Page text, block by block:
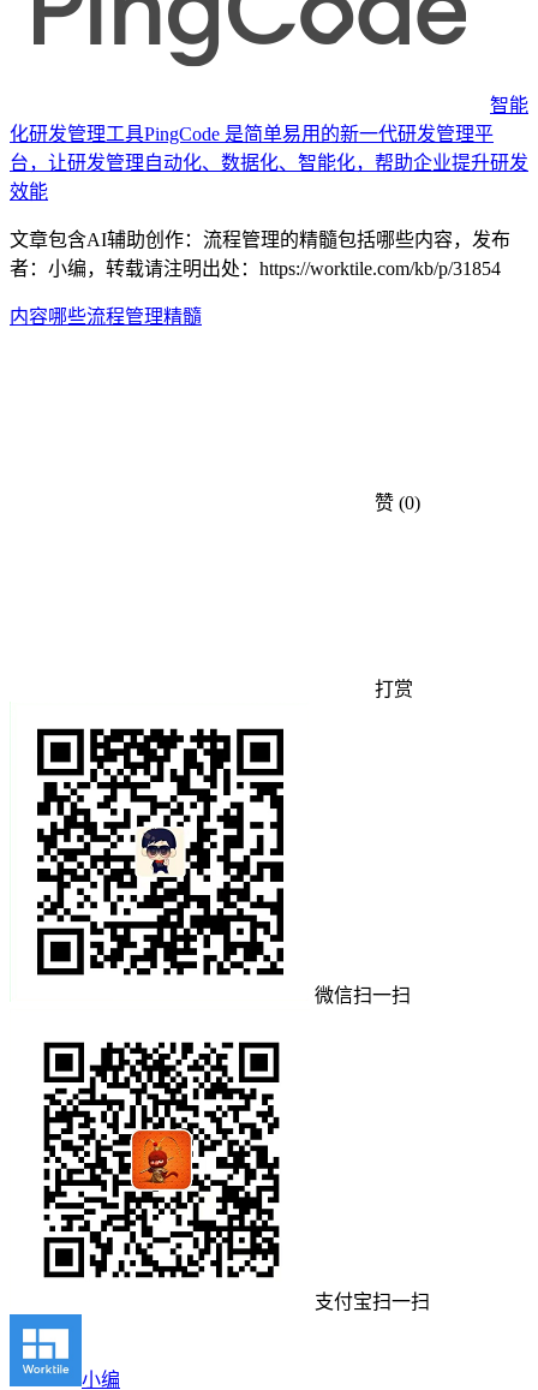
智能
化研发管理工具PingCode 是简单易用的新一代研发管理平
台，让研发管理自动化、数据化、智能化，帮助企业提升研发
效能
文章包含AI辅助创作：流程管理的精髓包括哪些内容，发布
者：小编，转载请注明出处： https://worktile.com/kb/p/31854
内容哪些流程管理精髓
赞 (0)
打赏
微信扫一扫
支付宝扫一扫
小编